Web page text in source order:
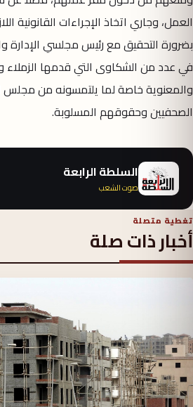
العمل، وجاري اتخاذ الإجراءات القانونية
بضرورة التحقيق مع رئيس مجلسي الإدارة
في عدد من الشكاوى التي قدمها
والمعنوية خاصة لما يلتمسونه من مجلس
الصحفيين وحقوقهم المسلوبة.
السلطة الرابعة
صوت الشعب
تغطية متصلة
أخبار ذات صلة